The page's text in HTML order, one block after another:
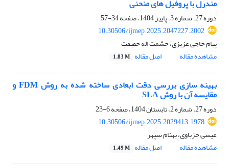
مندرل با پروفیل ‌های منحنی
دوره 27، شماره 3، پاییز 1404، صفحه
34-57
10.30506/ijmep.2025.2047227.2002
پیام حاجی عزیزی، حشمت اله حقیقت
مشاهده مقاله
اصل مقاله 1.83 M
بهینه ‌سازی بررسی دقت ابعادی ساخته ‌شده به روش FDM و
مقایسه آن با روش SLA
دوره 27، شماره 2، تابستان 1404، صفحه
6-23
10.30506/ijmep.2025.2029413.1978
عیسی حزباوی، بهنام سپهر
مشاهده مقاله
اصل مقاله 1.49 M